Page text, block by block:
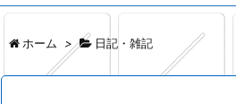
ホーム > 日記・雑記